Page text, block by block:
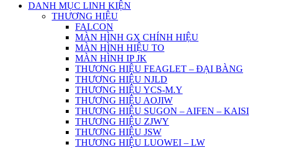
DANH MỤC LINH KIỆN
THƯƠNG HIỆU
FALCON
MÀN HÌNH GX CHÍNH HIỆU
MÀN HÌNH HIỆU TO
MÀN HÌNH IP JK
THƯƠNG HIỆU FEAGLET – ĐẠI BÀNG
THƯƠNG HIỆU NJLD
THƯƠNG HIỆU YCS-M.Y
THƯƠNG HIỆU AOJIW
THƯƠNG HIỆU SUGON – AIFEN – KAISI
THƯƠNG HIỆU ZJWY
THƯƠNG HIỆU JSW
THƯƠNG HIỆU LUOWEI – LW